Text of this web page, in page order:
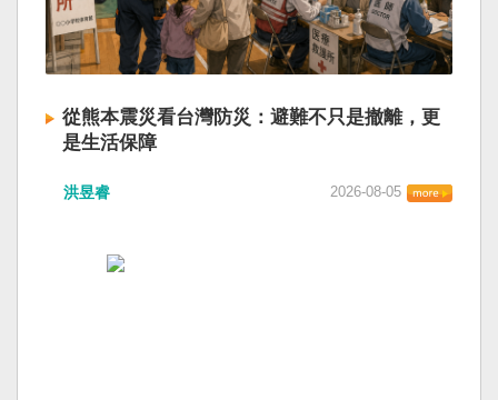
從熊本震災看台灣防災：避難不只是撤離，更
是生活保障
洪昱睿 2026-08-05